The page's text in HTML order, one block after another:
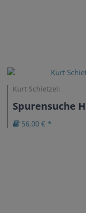
Kurt Schietzel:
Spurensuche
56,00 € *